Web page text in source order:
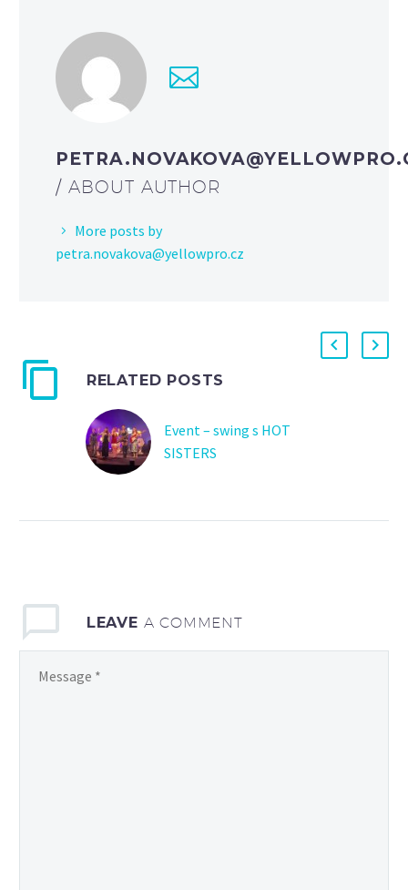
/ ABOUT AUTHOR
More posts by
petra.novakova@yellowpro.cz
RELATED POSTS
Event – swing s HOT
SISTERS
pro ČSOB v Praze. Během
LEAVE A COMMENT